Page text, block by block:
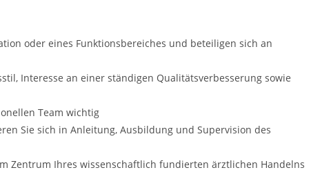
oder eines Funktionsbereiches und beteiligen sich an
Interesse an einer ständigen Qualitätsverbesserung sowie
Team wichtig
Sie sich in Anleitung, Ausbildung und Supervision des
Zentrum Ihres wissenschaftlich fundierten ärztlichen Handelns